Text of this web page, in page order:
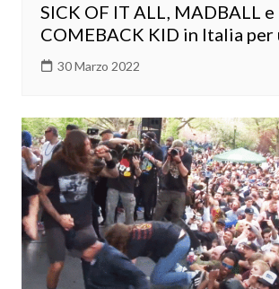
SICK OF IT ALL, MADBALL e
COMEBACK KID in Italia per
30 Marzo 2022